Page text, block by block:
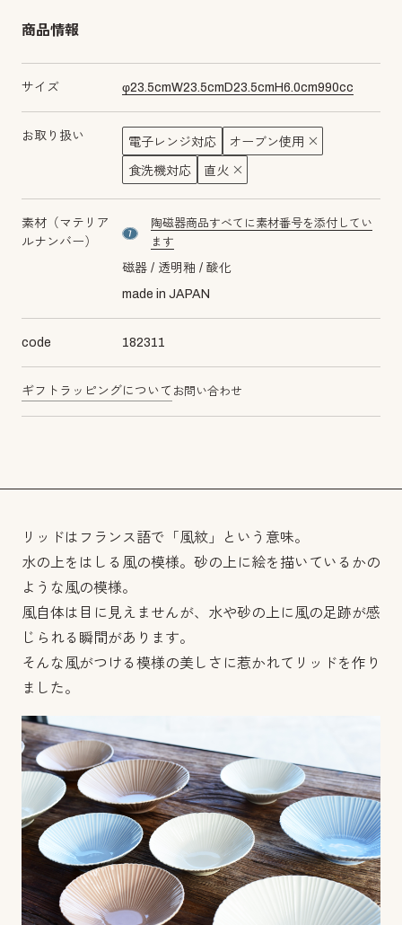
商品情報
サイズ φ23.5cmW23.5cm D23.5cm H6.0cm990cc
お取り扱い 電子レンジ対応 オーブン使用
食洗機対応 直火
素材（マテリア
ルナンバー）
material number7
陶磁器商品すべてに素材番号を添付してい
ます
磁器 透明釉
酸化
made in JAPAN
code 182311
ギフトラッピングについて お問い合わせ
リッドはフランス語で「風紋」という意味。
水の上をはしる風の模様。砂の上に絵を描いているかの
ような風の模様。
風自体は目に見えませんが、水や砂の上に風の足跡が感
じられる瞬間があります。
そんな風がつける模様の美しさに惹かれてリッドを作り
ました。